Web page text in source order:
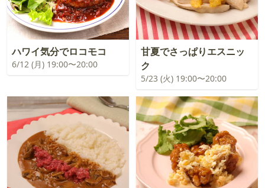
ハワイ気分でロコモコ
6/12 (月) 19:00〜20:00
甘夏でさっぱりエスニッ
ク
5/23 (火) 19:00〜20:00